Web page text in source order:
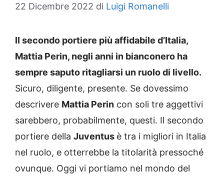
22 Dicembre 2022 di Luigi Romanelli
Il secondo portiere più affidabile d’Italia,
Mattia Perin, negli anni in bianconero ha
sempre saputo ritagliarsi un ruolo di livello.
Sicuro, diligente, presente. Se dovessimo
descrivere Mattia Perin con soli tre aggettivi
sarebbero, probabilmente, questi. Il secondo
portiere della Juventus è tra i migliori in Italia
nel ruolo, e otterrebbe la titolarità pressoché
ovunque. Oggi vi portiamo nel mondo del